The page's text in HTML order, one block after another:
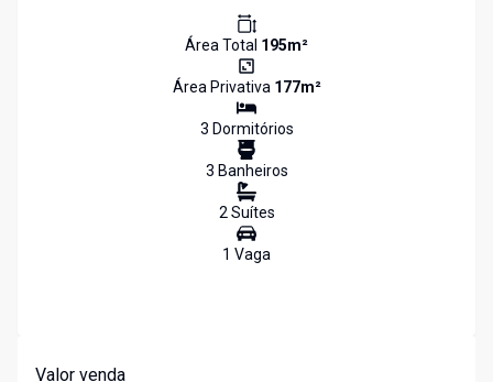
Área Total 195m²
Área Privativa 177m²
3 Dormitórios
3 Banheiros
2Suítes
1 Vaga
Valor venda